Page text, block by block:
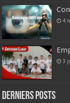
4
3
DERNIERS Posts